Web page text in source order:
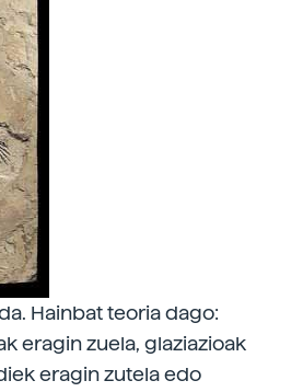
Hainbat teoria dago:
eragin zuela, glaziazioak
eragin zutela edo